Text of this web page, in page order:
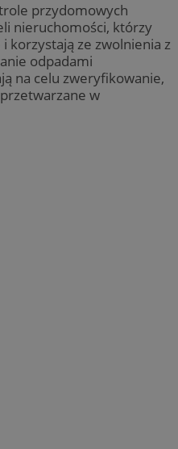
przydomowych
nieruchomości, którzy
korzystają ze zwolnienia z
odpadami
na celu zweryfikowanie,
w